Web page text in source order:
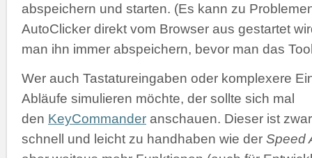
abspeichern und starten. (Es kann zu
AutoClicker direkt vom Browser aus gestartet
man ihn immer abspeichern, bevor man das
Wer auch Tastatureingaben oder komplexere
Abläufe simulieren möchte, der sollte sich mal
den KeyCommander anschauen. Dieser ist
schnell und leicht zu handhaben wie der Speed